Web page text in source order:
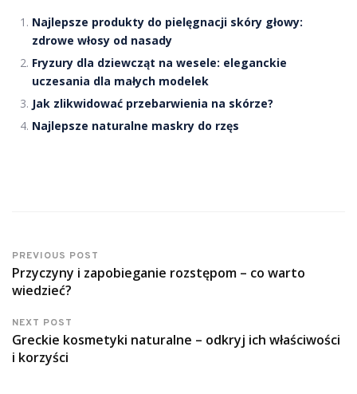
Najlepsze produkty do pielęgnacji skóry głowy:
zdrowe włosy od nasady
Fryzury dla dziewcząt na wesele: eleganckie
uczesania dla małych modelek
Jak zlikwidować przebarwienia na skórze?
Najlepsze naturalne maskry do rzęs
PREVIOUS POST
Przyczyny i zapobieganie rozstępom – co warto
wiedzieć?
NEXT POST
Greckie kosmetyki naturalne – odkryj ich właściwości
i korzyści